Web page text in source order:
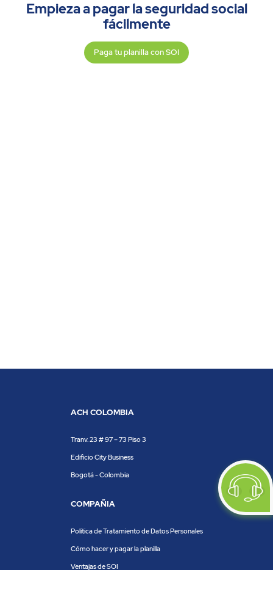
Empieza a pagar la seguridad social
fácilmente
Paga tu planilla con SOI
ACH COLOMBIA
Tranv. 23 # 97 – 73 Piso 3
Edificio City Business
Bogotá - Colombia
COMPAÑIA
Política de Tratamiento de Datos Personales
Cómo hacer y pagar la planilla
Ventajas de SOI